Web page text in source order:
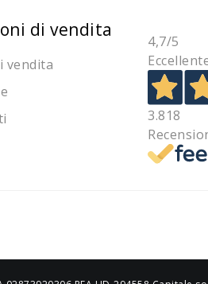
di vendita
vendita
4,7/5
3.818